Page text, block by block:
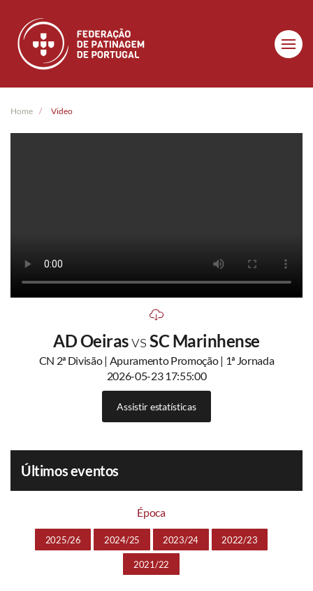
Skip to main content
Home Video
AD OeirasvsSC Marinhense
CN 2ª Divisão | Apuramento Promoção | 1ª Jornada
2026-05-23 17:55:00
Assistir estatísticas
Últimos eventos
Época
2025/26 2024/25 2023/24 2022/23
2021/22